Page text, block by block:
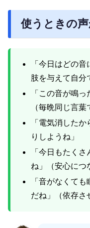
使うときの声
「今日はどの
肢を与えて自分
「この音が鳴
（毎晩同じ言葉
「電気消した
りしようね」
「今日もたく
ね」（安心につ
「音がなくて
だね」（依存さ